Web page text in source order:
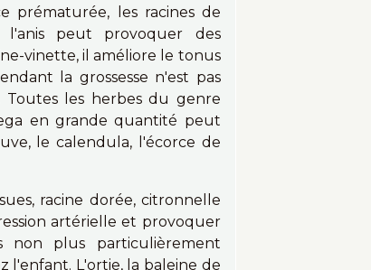
prématurée, les racines de
l'anis peut provoquer des
vinette, il améliore le tonus
la grossesse n'est pas
les herbes du genre
en grande quantité peut
le calendula, l'écorce de
racine dorée, citronnelle
artérielle et provoquer
non plus particulièrement
l'enfant. L'ortie, la baleine de